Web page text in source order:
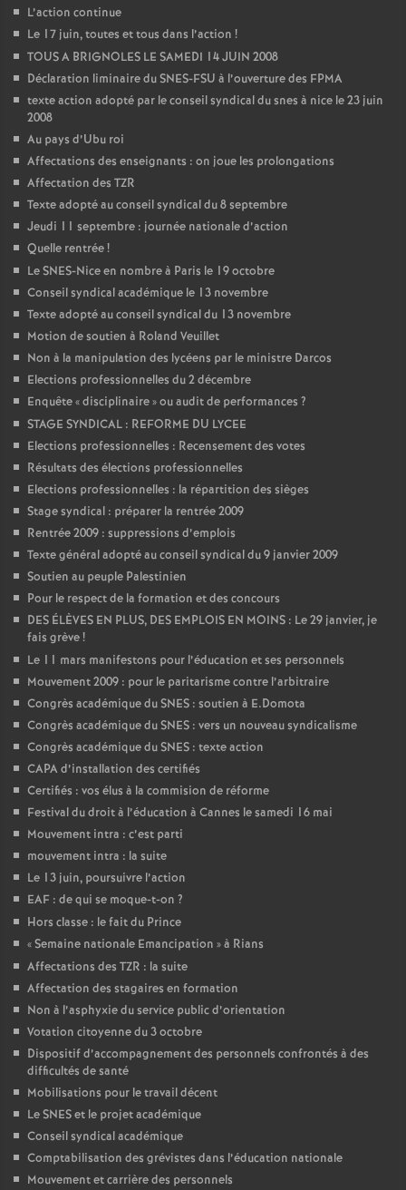
L’action continue
Le 17 juin, toutes et tous dans l’action !
TOUS A BRIGNOLES LE SAMEDI 14 JUIN 2008
Déclaration liminaire du SNES-FSU à l’ouverture des FPMA
texte action adopté par le conseil syndical du snes à nice le 23 juin
2008
Au pays d’Ubu roi
Affectations des enseignants : on joue les prolongations
Affectation des TZR
Texte adopté au conseil syndical du 8 septembre
Jeudi 11 septembre : journée nationale d’action
Quelle rentrée!
Le SNES-Nice en nombre à Paris le 19 octobre
Conseil syndical académique le 13 novembre
Texte adopté au conseil syndical du 13 novembre
Motion de soutien à Roland Veuillet
Non à la manipulation des lycéens par le ministre Darcos
Elections professionnelles du 2 décembre
Enquête «disciplinaire» ou audit de performances ?
STAGE SYNDICAL : REFORME DU LYCEE
Elections professionnelles : Recensement des votes
Résultats des élections professionnelles
Elections professionnelles : la répartition des sièges
Stage syndical : préparer la rentrée 2009
Rentrée 2009 : suppressions d’emplois
Texte général adopté au conseil syndical du 9 janvier 2009
Soutien au peuple Palestinien
Pour le respect de la formation et des concours
DES ÉLÈVES EN PLUS, DES EMPLOIS EN MOINS : Le 29 janvier, je
fais grève!
Le 11 mars manifestons pour l’éducation et ses personnels
Mouvement 2009 : pour le paritarisme contre l’arbitraire
Congrès académique du SNES : soutien à E.Domota
Congrès académique du SNES : vers un nouveau syndicalisme
Congrès académique du SNES : texte action
CAPA d’installation des certifiés
Certifiés : vos élus à la commision de réforme
Festival du droit à l’éducation à Cannes le samedi 16 mai
Mouvement intra : c’est parti
mouvement intra : la suite
Le 13 juin, poursuivre l’action
EAF : de qui se moque-t-on ?
Hors classe : le fait du Prince
«Semaine nationale Emancipation » à Rians
Affectations des TZR : la suite
Affectation des stagaires en formation
Non à l’asphyxie du service public d’orientation
Votation citoyenne du 3 octobre
Dispositif d’accompagnement des personnels confrontés à des
difficultés de santé
Mobilisations pour le travail décent
Le SNES et le projet académique
Conseil syndical académique
Comptabilisation des grévistes dans l’éducation nationale
Mouvement et carrière des personnels